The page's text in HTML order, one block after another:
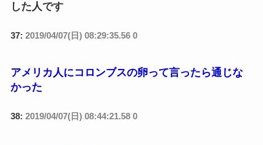
した人です
37: 2019/04/07(日) 08:29:35.56 0
アメリカ人にコロンブスの卵って言ったら通じな
かった
38: 2019/04/07(日) 08:44:21.58 0